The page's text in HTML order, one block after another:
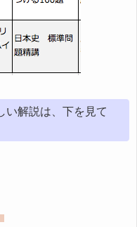
い解説は、下を見て